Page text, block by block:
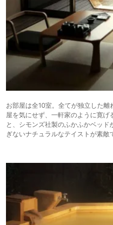
お部屋は全10室。全てが独立した
屋を気にせず、一軒家のように寛
と、シモンズ社製のふかふかベッ
ぎないナチュラルなテイストが素敵